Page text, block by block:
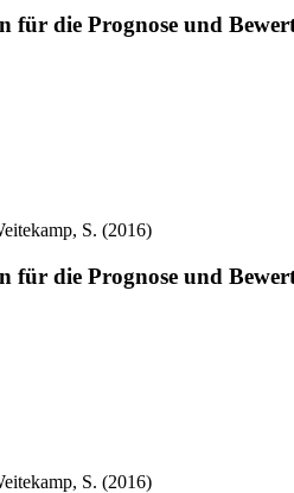
die Prognose und
S. (2016)
die Prognose und
S. (2016)